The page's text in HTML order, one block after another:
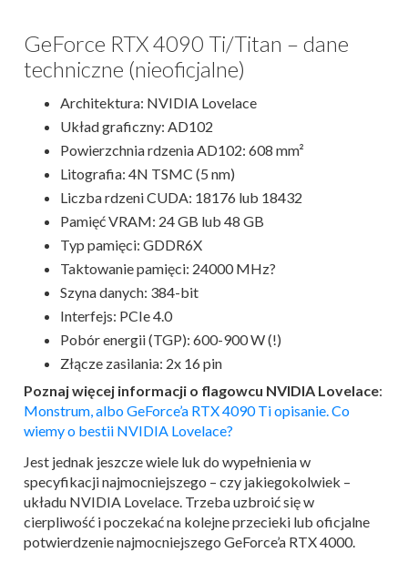
GeForce RTX 4090 Ti/Titan – dane
techniczne (nieoficjalne)
Architektura: NVIDIA Lovelace
Układ graficzny: AD102
Powierzchnia rdzenia AD102: 608 mm²
Litografia: 4N TSMC (5 nm)
Liczba rdzeni CUDA: 18176 lub 18432
Pamięć VRAM: 24 GB lub 48 GB
Typ pamięci: GDDR6X
Taktowanie pamięci: 24000 MHz?
Szyna danych: 384-bit
Interfejs: PCIe 4.0
Pobór energii (TGP): 600-900 W (!)
Złącze zasilania: 2x 16 pin
Poznaj więcej informacji o flagowcu NVIDIA Lovelace:
Monstrum, albo GeForce’a RTX 4090 Ti opisanie. Co
wiemy o bestii NVIDIA Lovelace?
Jest jednak jeszcze wiele luk do wypełnienia w
specyfikacji najmocniejszego – czy jakiegokolwiek –
układu NVIDIA Lovelace. Trzeba uzbroić się w
cierpliwość i poczekać na kolejne przecieki lub oficjalne
potwierdzenie najmocniejszego GeForce’a RTX 4000.